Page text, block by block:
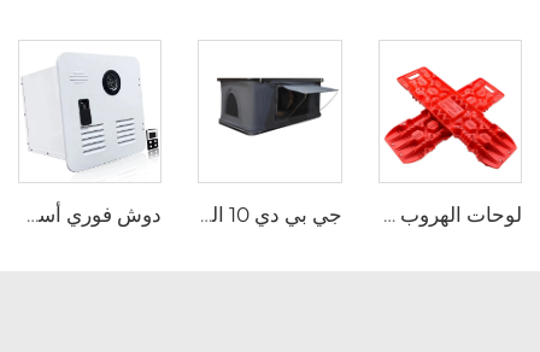
لوحات الهروب عبر البلاد مجموعة استرداد الجر لوحات استرداد الجر مسارات السيارات للسيارات جيب خارج الطريق جي بي دي 10 الخيمة الخارجيّة قابلة للطيّ خيمة صلبة الصدّقة سقف أعلى خيمة سيارات سيارات ذات سيارات ذات طراز سيارات خارج الطريق دوش فوري أسود أبيض باب ومشغل عن بعد RV سخان مياه غازي بدون خزان